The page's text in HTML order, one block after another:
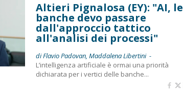
Altieri Pignalosa (EY): "AI, le
banche devo passare
dall'approccio tattico
all'analisi dei processi"
di Flavio Padovan, Maddalena Libertini -
L’intelligenza artificiale è ormai una priorità
dichiarata per i vertici delle banche...